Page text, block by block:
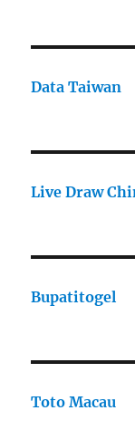
Data Taiwan
Live Draw
Bupatitogel
Toto Macau